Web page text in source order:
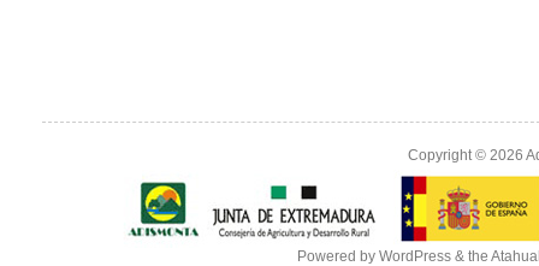
Copyright © 2026
Powered by WordPress & the